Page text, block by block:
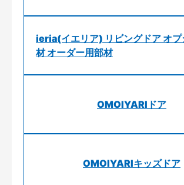
ieria(イエリア) リビングドア オプ
材 オーダー用部材
OMOIYARIドア
OMOIYARIキッズドア